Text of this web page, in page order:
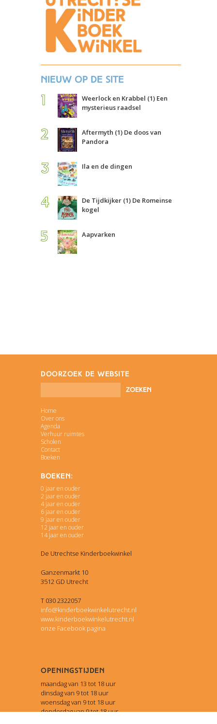
Nieuw op de site
Weerlock en Krabbel (1) Een
mysterieus raadsel
Aftermyth (1) De doos van
Pandora
Ila en de dingen
De Tijdkijker (1) De Romeinse
kogel
Aapvarken
doorzoek de website
Home
Over ons
Agenda
Verhuur ruimtes
Scholen
Contact
Boeken
Boeken:
0 jaar en ouder
2 jaar en ouder
4 jaar en ouder
6 jaar en ouder
9 jaar en ouder
12 jaar en ouder
14 jaar en ouder
De Utrechtse Kinderboekwinkel
Ganzenmarkt 10
3512 GD Utrecht
T 030 2322057
info@kinderboekwinkelutrecht.nl
www.kinderboekwinkelutrecht.nl
onze Facebook pagina
Openingstijden
maandag van 13 tot 18 uur
dinsdag van 9 tot 18 uur
woensdag van 9 tot 18 uur
donderdag van 9 tot 18 uur